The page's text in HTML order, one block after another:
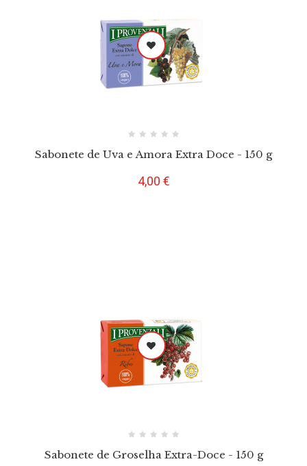
Sabonete de Uva e Amora Extra Doce - 150 g
Preço
4,00 €
Sabonete de Groselha Extra-Doce - 150 g